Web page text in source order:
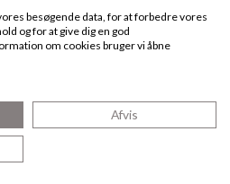
EL –CVR.NR.:70 56
besøgende data, for at forbedre vores
og for at give dig en god
om cookies bruger vi åbne
Afvis